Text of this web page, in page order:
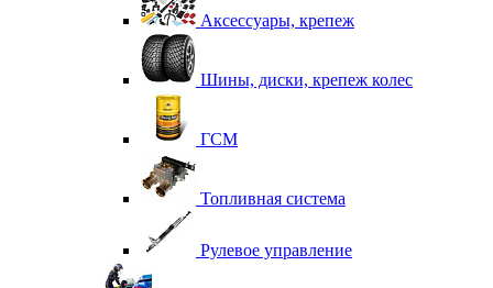
Аксессуары, крепеж
Шины, диски, крепеж колес
ГСМ
Топливная система
Рулевое управление